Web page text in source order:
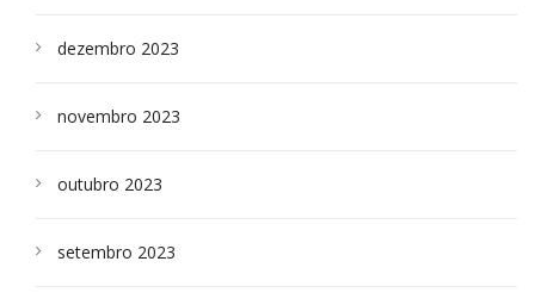
dezembro 2023
novembro 2023
outubro 2023
setembro 2023